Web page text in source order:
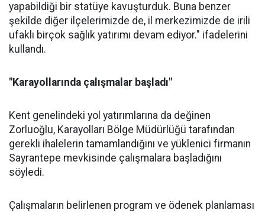
yapabildiği bir statüye kavuşturduk. Buna benzer
şekilde diğer ilçelerimizde de, il merkezimizde de irili
ufaklı birçok sağlık yatırımı devam ediyor." ifadelerini
kullandı.
"Karayollarında çalışmalar başladı"
Kent genelindeki yol yatırımlarına da değinen
Zorluoğlu, Karayolları Bölge Müdürlüğü tarafından
gerekli ihalelerin tamamlandığını ve yüklenici firmanın
Sayrantepe mevkisinde çalışmalara başladığını
söyledi.
Çalışmaların belirlenen program ve ödenek planlaması